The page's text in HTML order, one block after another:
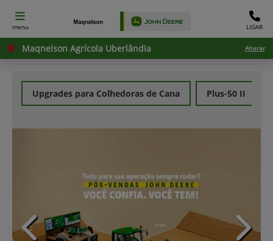
menu LIGAR
Maqnelson Agrícola Uberlândia Alterar
Upgrades para Colhedoras de Cana Plus-50 II